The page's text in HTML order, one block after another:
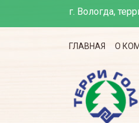
г. Вологда,
ГЛАВНАЯ О